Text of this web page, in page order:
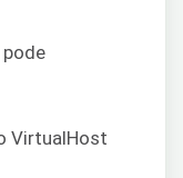
VirtualHost